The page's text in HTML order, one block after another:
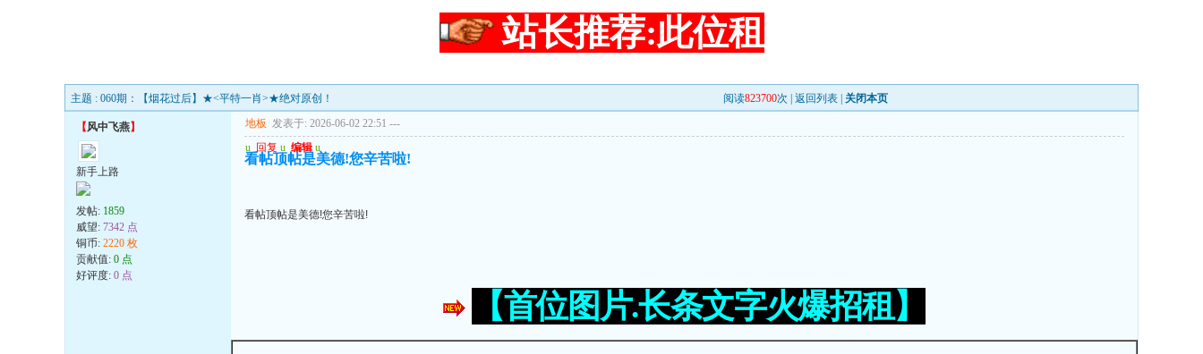
站长推荐:此位租
主题 : 060期：【烟花过后】★<平特一肖>★绝对原创！ 阅读823700次 | 返回列表 关闭本页
【风中飞燕】
新手上路
发帖: 1859
威望: 7342 点
铜币: 2220 枚
贡献值: 0 点
好评度: 0 点
地板 发表于: 2026-06-02 22:51 ---
u 回复 u 编辑 u
看帖顶帖是美德!您辛苦啦!
看帖顶帖是美德!您辛苦啦!
【首位图片.长条文字火爆招租】